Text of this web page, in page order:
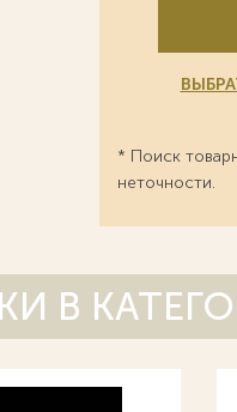
* Поиск
неточности.
В